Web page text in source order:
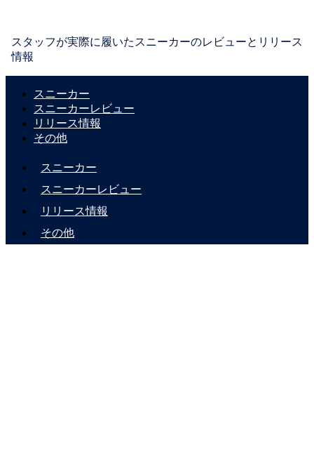
スタッフが実際に履いたスニーカーのレビューとリリース
情報
スニーカー
スニーカーレビュー
リリース情報
その他
スニーカー
スニーカーレビュー
リリース情報
その他